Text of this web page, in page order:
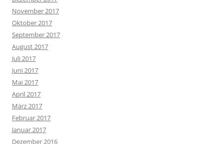
November 2017
Oktober 2017
September 2017
August 2017
Juli 2017
Juni 2017
Mai 2017
April 2017
März 2017
Februar 2017
Januar 2017
Dezember 2016